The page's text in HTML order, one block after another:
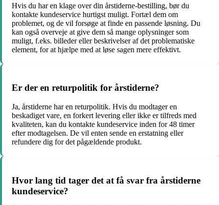
Hvis du har en klage over din årstiderne-bestilling, bør du
kontakte kundeservice hurtigst muligt. Fortæl dem om
problemet, og de vil forsøge at finde en passende løsning. Du
kan også overveje at give dem så mange oplysninger som
muligt, f.eks. billeder eller beskrivelser af det problematiske
element, for at hjælpe med at løse sagen mere effektivt.
Er der en returpolitik for årstiderne?
Ja, årstiderne har en returpolitik. Hvis du modtager en
beskadiget vare, en forkert levering eller ikke er tilfreds med
kvaliteten, kan du kontakte kundeservice inden for 48 timer
efter modtagelsen. De vil enten sende en erstatning eller
refundere dig for det pågældende produkt.
Hvor lang tid tager det at få svar fra årstiderne
kundeservice?